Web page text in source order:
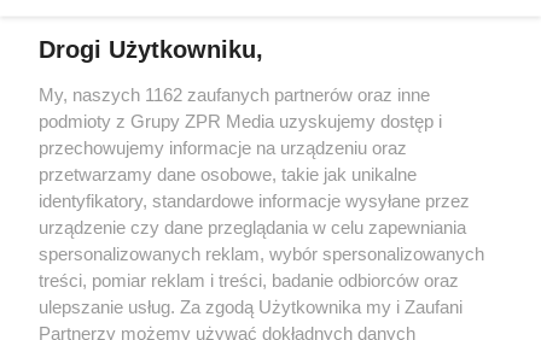
Żaden utwór zamieszczony w serwisie nie może być powielany i
rozpowszechniany lub dalej rozpowszechniany w jakikolwiek sposób (w
tym także elektroniczny lub mechaniczny) na jakimkolwiek polu
eksploatacji w jakiejkolwiek formie, włącznie z umieszczaniem w
Internecie bez pisemnej zgody właściciela praw. Jakiekolwiek użycie lub
wykorzystanie utworów w całości lub w części z naruszeniem prawa,
tzn. bez właściwej zgody, jest zabronione pod groźbą kary i może być
ścigane prawnie.
Drogi Użytkowniku,
My, naszych 1162 zaufanych partnerów oraz inne
podmioty z Grupy ZPR Media uzyskujemy dostęp i
przechowujemy informacje na urządzeniu oraz
przetwarzamy dane osobowe, takie jak unikalne
identyfikatory, standardowe informacje wysyłane przez
urządzenie czy dane przeglądania w celu zapewniania
spersonalizowanych reklam, wybór spersonalizowanych
treści, pomiar reklam i treści, badanie odbiorców oraz
ulepszanie usług. Za zgodą Użytkownika my i Zaufani
Partnerzy możemy używać dokładnych danych